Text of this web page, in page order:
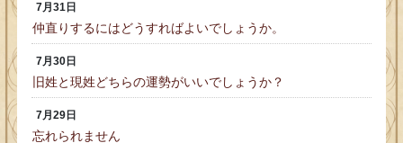
7月31日
仲直りするにはどうすればよいでしょうか。
7月30日
旧姓と現姓どちらの運勢がいいでしょうか？
7月29日
忘れられません